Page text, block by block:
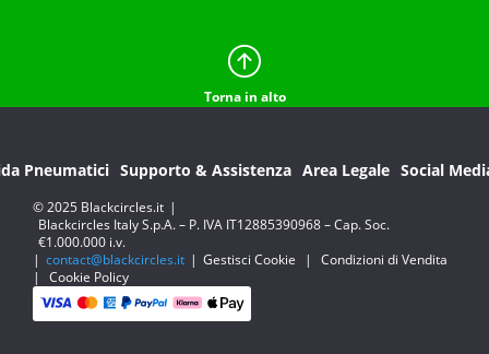
Torna in alto
Pneumatici Supporto & Assistenza Area Legale Social
© 2025 Blackcircles.it |
Blackcircles Italy S.p.A. – P. IVA IT12885390968 – Cap. Soc.
€1.000.000 i.v.
| contact@blackcircles.it | Gestisci Cookie |
Condizioni di Vendita
|
Cookie Policy